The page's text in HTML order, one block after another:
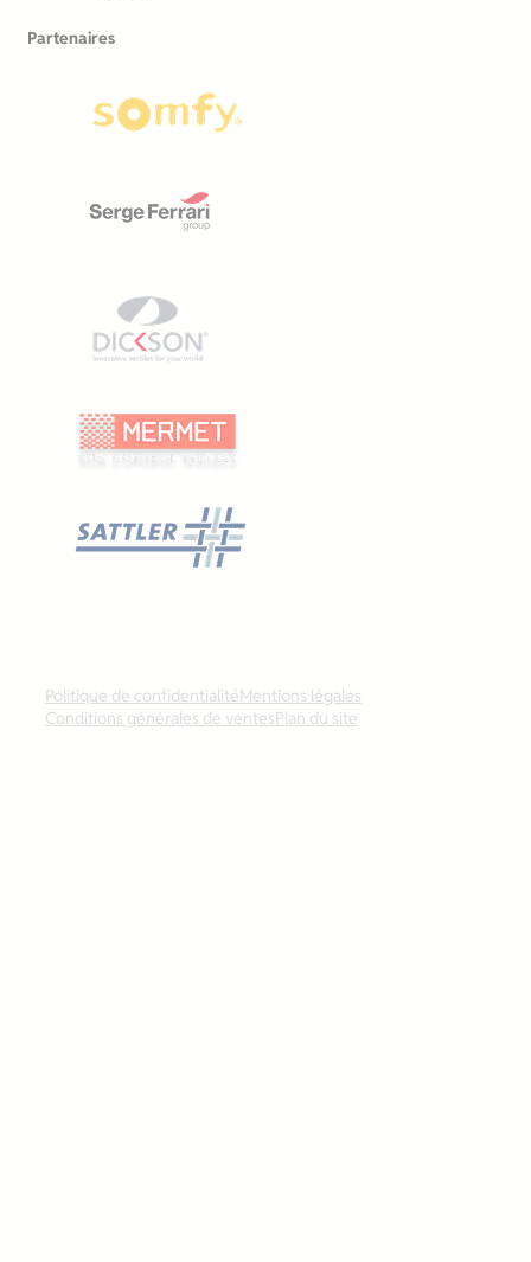
Partenaires
Politique de confidentialitéMentions légales
Conditions générales de ventesPlan du site